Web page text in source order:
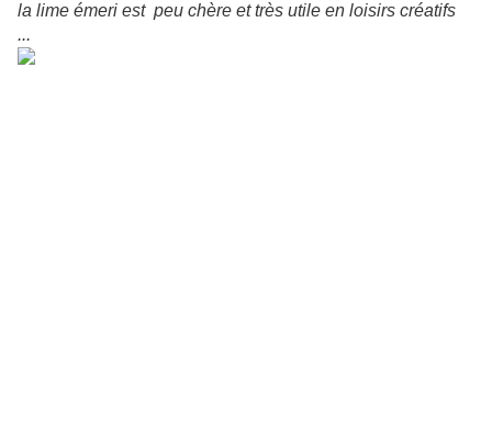
la lime émeri est peu chère et très utile en loisirs créatifs
...